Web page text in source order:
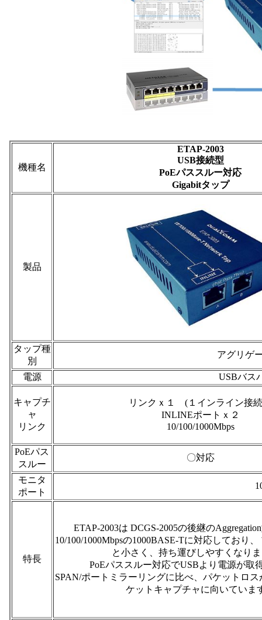
機種名
ETAP-2003
USB接続型
PoEパススルー対応
Gigabitタップ
製品
タップ種
別
アグリゲ
電源 USBバス
キャプチ
ャ
リンク
リンクｘ１ (１インライン接
INLINEポートｘ２
10/100/1000Mbps
PoEパス
スルー
〇対応
モニタ
ポート
特長
ETAP-2003は DCGS-2005の後継の
10/100/1000Mbpsの1000BASE-Tに対応しており
と小さく、持ち運びしやすくなり
PoEパススルー対応でUSBより電源が取
SPAN/ポートミラーリングに比べ、パケットロ
ケットキャプチャに向いていま